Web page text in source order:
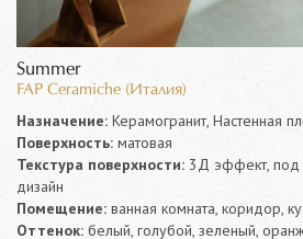
Summer
FAP Ceramiche (Италия)
Назначение: Керамогранит, Настенная
Поверхность: матовая
Текстура поверхности: 3Д эффект, под
дизайн
Помещение: ванная комната, коридор,
Оттенок: белый, голубой, зеленый,